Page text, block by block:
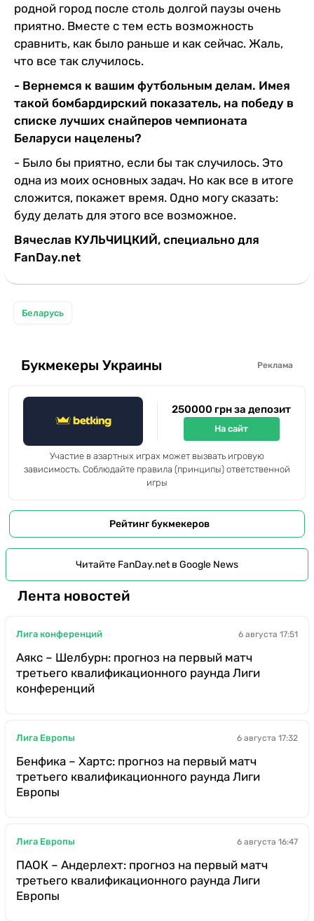
родной город после столь долгой паузы очень
приятно. Вместе с тем есть возможность
сравнить, как было раньше и как сейчас. Жаль,
что все так случилось.
- Вернемся к вашим футбольным делам. Имея
такой бомбардирский показатель, на победу в
списке лучших снайперов чемпионата
Беларуси нацелены?
- Было бы приятно, если бы так случилось. Это
одна из моих основных задач. Но как все в итоге
сложится, покажет время. Одно могу сказать:
буду делать для этого все возможное.
Вячеслав КУЛЬЧИЦКИЙ, специально для
FanDay.net
Беларусь
Букмекеры Украины Реклама
250000 грн за депозит
На сайт
Участие в азартных играх может вызвать игровую
зависимость. Соблюдайте правила (принципы) ответственной
игры
Рейтинг букмекеров
Читайте FanDay.net в Google News
Лента новостей
Лига конференций 6 августа 17:51
Аякс – Шелбурн: прогноз на первый матч
третьего квалификационного раунда Лиги
конференций
Лига Европы 6 августа 17:32
Бенфика – Хартс: прогноз на первый матч
третьего квалификационного раунда Лиги
Европы
Лига Европы 6 августа 16:47
ПАОК – Андерлехт: прогноз на первый матч
третьего квалификационного раунда Лиги
Европы